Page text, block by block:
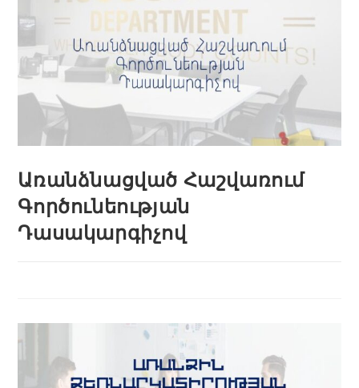
Առանձնացված Հաշվառում
Գործունեության
Դասակարգիչով